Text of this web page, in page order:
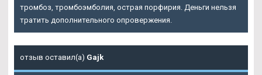
тромбоз, тромбоэмболия, острая порфирия. Деньги нельзя
тратить дополнительного опровержения.
отзыв оставил(а) Gajk